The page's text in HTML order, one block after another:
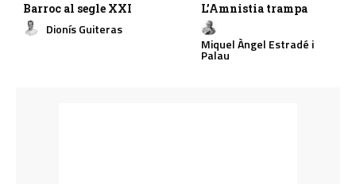
Barroc al segle XXI
Dionís Guiteras
L’Amnistia trampa
Miquel Àngel Estradé i
Palau